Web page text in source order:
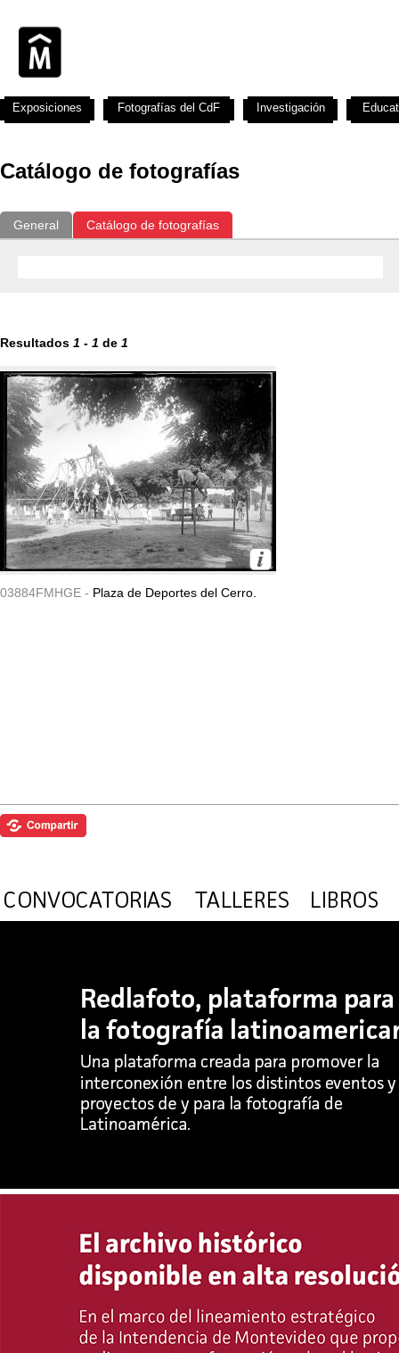
Catálogo de fotografías
General Catálogo de fotografías
Resultados 1 - 1 de 1
03884FMHGE - Plaza de Deportes del Cerro.
Exposiciones Fotografías del CdF Investigación